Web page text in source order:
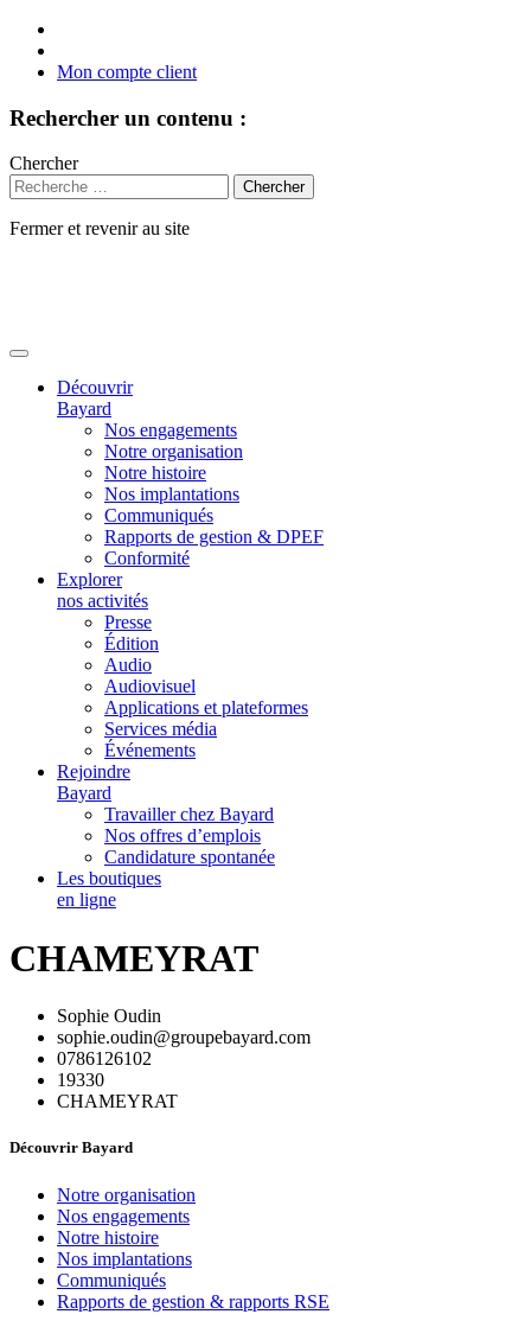
Mon compte client
Rechercher un contenu :
Chercher
Fermer et revenir au site
Découvrir
Bayard
Nos engagements
Notre organisation
Notre histoire
Nos implantations
Communiqués
Rapports de gestion & DPEF
Conformité
Explorer
nos activités
Presse
Édition
Audio
Audiovisuel
Applications et plateformes
Services média
Événements
Rejoindre
Bayard
Travailler chez Bayard
Nos offres d’emplois
Candidature spontanée
Les boutiques
en ligne
CHAMEYRAT
Sophie Oudin
sophie.oudin@groupebayard.com
0786126102
19330
CHAMEYRAT
Découvrir Bayard
Notre organisation
Nos engagements
Notre histoire
Nos implantations
Communiqués
Rapports de gestion & rapports RSE